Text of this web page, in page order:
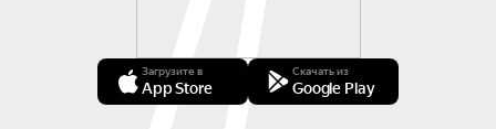
Загрузите в
App Store
Скачать из
Google Play